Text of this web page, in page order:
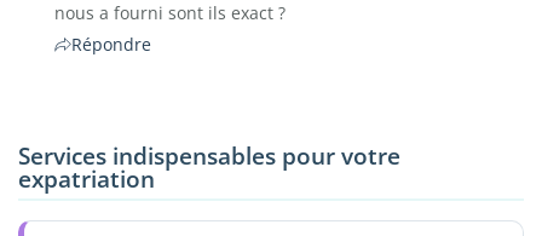
nous a fourni sont ils exact ?
Répondre
Services indispensables pour votre
expatriation